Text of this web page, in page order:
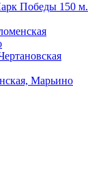
Победы 150 м.
Марьино